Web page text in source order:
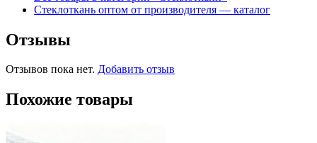
Стеклоткань оптом от производителя — каталог
Отзывы
Отзывов пока нет. Добавить отзыв
Похожие товары